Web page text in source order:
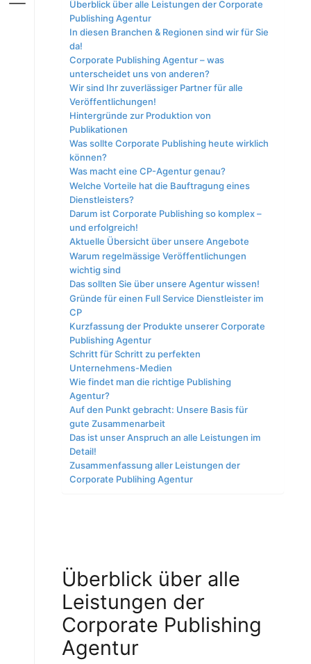
Überblick über alle Leistungen der Corporate
Publishing Agentur
In diesen Branchen & Regionen sind wir für Sie
da!
Corporate Publishing Agentur – was
unterscheidet uns von anderen?
Wir sind Ihr zuverlässiger Partner für alle
Veröffentlichungen!
Hintergründe zur Produktion von
Publikationen
Was sollte Corporate Publishing heute wirklich
können?
Was macht eine CP-Agentur genau?
Welche Vorteile hat die Bauftragung eines
Dienstleisters?
Darum ist Corporate Publishing so komplex –
und erfolgreich!
Aktuelle Übersicht über unsere Angebote
Warum regelmässige Veröffentlichungen
wichtig sind
Das sollten Sie über unsere Agentur wissen!
Gründe für einen Full Service Dienstleister im
CP
Kurzfassung der Produkte unserer Corporate
Publishing Agentur
Schritt für Schritt zu perfekten
Unternehmens-Medien
Wie findet man die richtige Publishing
Agentur?
Auf den Punkt gebracht: Unsere Basis für
gute Zusammenarbeit
Das ist unser Anspruch an alle Leistungen im
Detail!
Zusammenfassung aller Leistungen der
Corporate Publihing Agentur
Überblick über alle
Leistungen der
Corporate Publishing
Agentur